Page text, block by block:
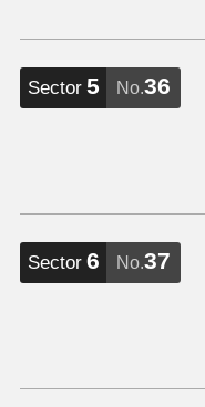
Sector 5 No.36
Sector 6 No.37